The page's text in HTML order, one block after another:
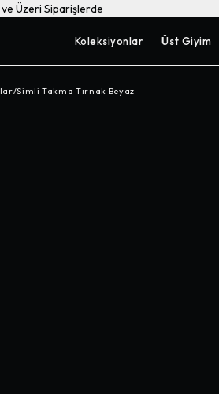
Üzeri Siparişlerde
Koleksiyonlar Üst Giyim
/Simli Takma Tırnak Beyaz